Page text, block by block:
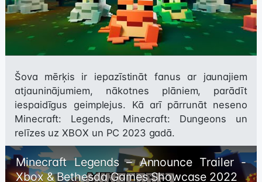
Šova mērķis ir iepazīstināt fanus ar jaunajiem
atjauninājumiem, nākotnes plāniem, parādīt
iespaidīgus geimplejus. Kā arī pārrunāt neseno
Minecraft: Legends, Minecraft: Dungeons un
relīzes uz XBOX un PC 2023 gadā.
Minecraft Legends – Announce Trailer -
Xbox & Bethesda Games Showcase 2022